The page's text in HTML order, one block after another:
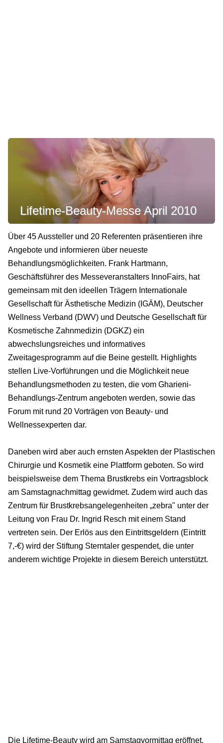
Lifetime-Beauty-Messe April 2010
Über 45 Aussteller und 20 Referenten präsentieren ihre
Angebote und informieren über neueste
Behandlungsmöglichkeiten. Frank Hartmann,
Geschäftsführer des Messeveranstalters InnoFairs, hat
gemeinsam mit den ideellen Trägern Internationale
Gesellschaft für Ästhetische Medizin (IGÄM), Deutscher
Wellness Verband (DWV) und Deutsche Gesellschaft für
Kosmetische Zahnmedizin (DGKZ) ein
abwechslungsreiches und informatives
Zweitagesprogramm auf die Beine gestellt. Highlights
stellen Live-Vorführungen und die Möglichkeit neue
Behandlungsmethoden zu testen, die vom Gharieni-
Behandlungs-Zentrum angeboten werden, sowie das
Forum mit rund 20 Vorträgen von Beauty- und
Wellnessexperten dar.
Daneben wird aber auch ernsten Aspekten der Plastischen
Chirurgie und Kosmetik eine Plattform geboten. So wird
beispielsweise dem Thema Brustkrebs ein Vortragsblock
am Samstagnachmittag gewidmet. Zudem wird auch das
Zentrum für Brustkrebsangelegenheiten „zebra" unter der
Leitung von Frau Dr. Ingrid Resch mit einem Stand
vertreten sein. Der Erlös aus den Eintrittsgeldern (Eintritt
7,-€) wird der Stiftung Sterntaler gespendet, die unter
anderem wichtige Projekte in diesem Bereich unterstützt.
Die Lifetime-Beauty wird am Samstagvormittag eröffnet.